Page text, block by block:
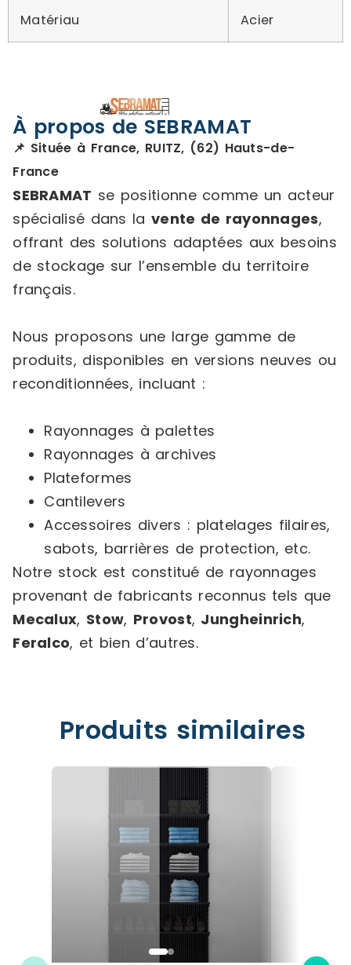
Matériau Acier
À propos de SEBRAMAT
📌 Située à France, RUITZ, (62) Hauts-de-
France
SEBRAMAT se positionne comme un acteur
spécialisé dans la vente de rayonnages,
offrant des solutions adaptées aux besoins
de stockage sur l’ensemble du territoire
français.
Nous proposons une large gamme de
produits, disponibles en versions neuves ou
reconditionnées, incluant :
Rayonnages à palettes
Rayonnages à archives
Plateformes
Cantilevers
Accessoires divers : platelages filaires,
sabots, barrières de protection, etc.
Notre stock est constitué de rayonnages
provenant de fabricants reconnus tels que
Mecalux, Stow, Provost, Jungheinrich,
Feralco, et bien d’autres.
Produits similaires